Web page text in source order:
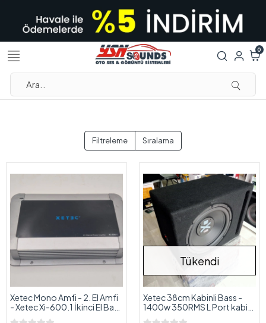
0
Filtreleme Sıralama
Xetec Mono Amfi - 2. El Amfi
- Xetec Xi-600.1 İkinci El Bass
Anfisi
Tükendi
Xetec 38cm Kabinli Bass -
1400w 350RMS L Port kabinli
Subwoofer 38cm